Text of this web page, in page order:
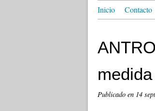
Inicio Contacto
Publicado en 14